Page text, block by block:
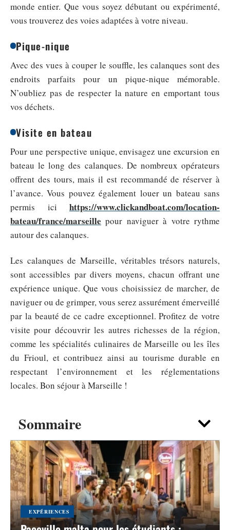
Sommaire
EXPÉRIENCES
monde entier. Que vous soyez débutant ou expérimenté,
vous trouverez des voies adaptées à votre niveau.
Pique-nique
Avec des vues à couper le souffle, les calanques sont des
endroits parfaits pour un pique-nique mémorable.
N’oubliez pas de respecter la nature en emportant tous
vos déchets.
Visite en bateau
Pour une perspective unique, envisagez une excursion en
bateau le long des calanques. De nombreux opérateurs
offrent des tours, mais il est recommandé de réserver à
l’avance. Vous pouvez également louer un bateau sans
permis ici https://www.clickandboat.com/location-
bateau/france/marseille pour naviguer à votre rythme
autour des calanques.
Les calanques de Marseille, véritables trésors naturels,
sont accessibles par divers moyens, chacun offrant une
expérience unique. Que vous choisissiez de marcher, de
naviguer ou de grimper, vous serez assurément émerveillé
par la beauté de ce cadre exceptionnel. Profitez de votre
visite pour découvrir les autres richesses de la région,
comme les spécialités culinaires de Marseille ou les îles
du Frioul, et contribuez ainsi au tourisme durable en
respectant l’environnement et les réglementations
locales. Bon séjour à Marseille !